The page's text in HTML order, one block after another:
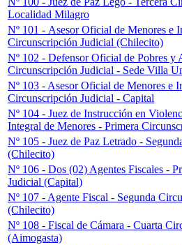
Localidad Milagro
Nº 101 - Asesor Oficial de Menores e
Circunscripción Judicial (Chilecito)
Nº 102 - Defensor Oficial de Pobres y
Circunscripción Judicial - Sede Villa
Nº 103 - Asesor Oficial de Menores e
Circunscripción Judicial - Capital
Nº 104 - Juez de Instrucción en
Integral de Menores - Primera
Nº 105 - Juez de Paz Letrado -
(Chilecito)
Nº 106 - Dos (02) Agentes Fiscales -
Judicial (Capital)
Nº 107 - Agente Fiscal - Segunda
(Chilecito)
Nº 108 - Fiscal de Cámara - Cuarta
(Aimogasta)